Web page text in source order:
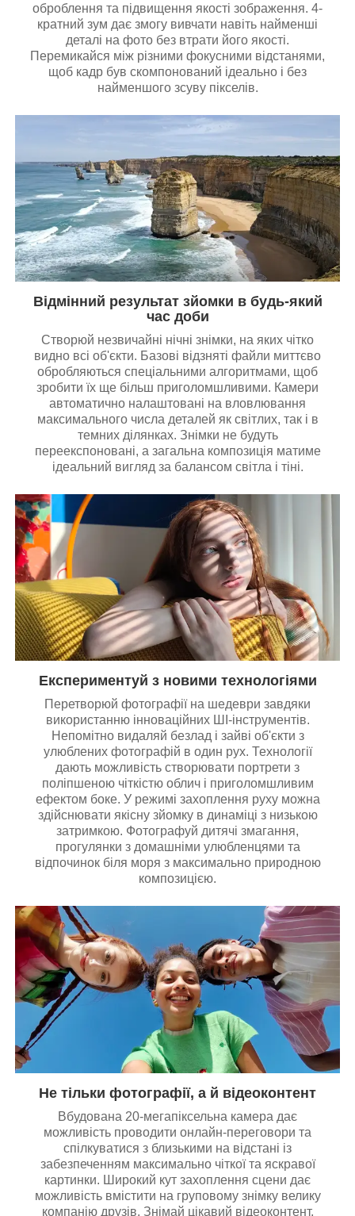
оброблення та підвищення якості зображення. 4-
кратний зум дає змогу вивчати навіть найменші
деталі на фото без втрати його якості.
Перемикайся між різними фокусними відстанями,
щоб кадр був скомпонований ідеально і без
найменшого зсуву пікселів.
Відмінний результат зйомки в будь-який
час доби
Створюй незвичайні нічні знімки, на яких чітко
видно всі об'єкти. Базові відзняті файли миттєво
обробляються спеціальними алгоритмами, щоб
зробити їх ще більш приголомшливими. Камери
автоматично налаштовані на вловлювання
максимального числа деталей як світлих, так і в
темних ділянках. Знімки не будуть
переекспоновані, а загальна композиція матиме
ідеальний вигляд за балансом світла і тіні.
Експериментуй з новими технологіями
Перетворюй фотографії на шедеври завдяки
використанню інноваційних ШІ-інструментів.
Непомітно видаляй безлад і зайві об'єкти з
улюблених фотографій в один рух. Технології
дають можливість створювати портрети з
поліпшеною чіткістю облич і приголомшливим
ефектом боке. У режимі захоплення руху можна
здійснювати якісну зйомку в динаміці з низькою
затримкою. Фотографуй дитячі змагання,
прогулянки з домашніми улюбленцями та
відпочинок біля моря з максимально природною
композицією.
Не тільки фотографії, а й відеоконтент
Вбудована 20-мегапіксельна камера дає
можливість проводити онлайн-переговори та
спілкуватися з близькими на відстані із
забезпеченням максимально чіткої та яскравої
картинки. Широкий кут захоплення сцени дає
можливість вмістити на груповому знімку велику
компанію друзів. Знімай цікавий відеоконтент,